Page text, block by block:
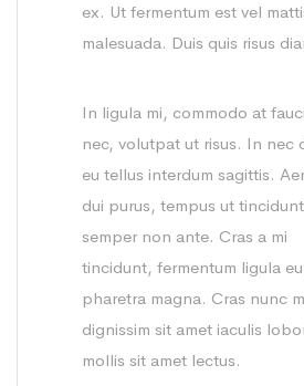
ex. Ut fermentum est vel
malesuada. Duis quis risus
In ligula mi, commodo at
nec, volutpat ut risus. In nec
eu tellus interdum sagittis.
dui purus, tempus ut
semper non ante. Cras a mi
tincidunt, fermentum ligula
pharetra magna. Cras nunc
dignissim sit amet iaculis
mollis sit amet lectus.